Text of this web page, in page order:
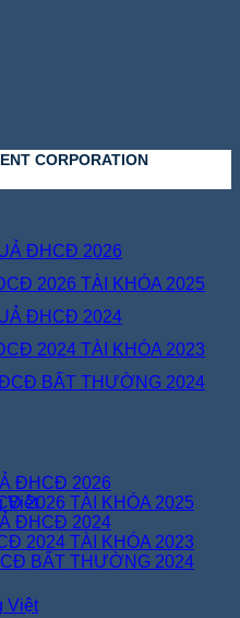
ĐHCĐ 2026
2026 TÀI KHÓA 2025
ĐHCĐ 2024
2024 TÀI KHÓA 2023
BẤT THƯỜNG 2024
Việt
Việt
CORPORATION
ĐHCĐ 2026
2026 TÀI KHÓA 2025
ĐHCĐ 2024
2024 TÀI KHÓA 2023
BẤT THƯỜNG 2024